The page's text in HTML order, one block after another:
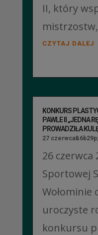
II, który
CZYTAJ DALEJ
KONKURS
PAWLE II „JEDNA
PROWADZIŁA
27
26 czerwca
Sportowej
Wołominie
uroczyste
konkursu